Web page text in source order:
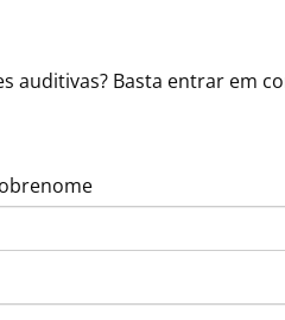
auditivas? Basta entrar em